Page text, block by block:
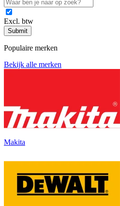
Excl. btw
Submit
Populaire merken
Bekijk alle merken
Makita